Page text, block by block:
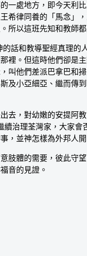
一處地方，即今天利
律同養的「馬念」
所以這班先知和教師
和教導聖經真理的
。但這時他們卻是
他們差派巴拿巴和
小亞細亞、繼而傳
，對幼嫩的安提阿
治理荃灣家，大家
並神怎樣為外邦人開
體的需要，彼此守
音的見證。